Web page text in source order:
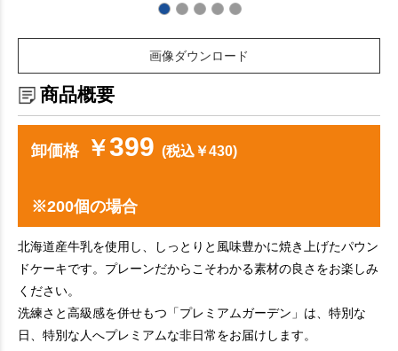
画像ダウンロード
商品概要
卸価格 ￥399 (税込￥430)
※200個の場合
北海道産牛乳を使用し、しっとりと風味豊かに焼き上げたパウン
ドケーキです。プレーンだからこそわかる素材の良さをお楽しみ
ください。
洗練さと高級感を併せもつ「プレミアムガーデン」は、特別な
日、特別な人へプレミアムな非日常をお届けします。